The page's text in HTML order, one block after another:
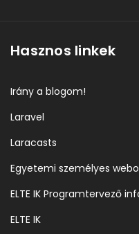
Hasznos linkek
Irány a blogom!
Laravel
Laracasts
Egyetemi személyes
ELTE IK Programtervező
ELTE IK